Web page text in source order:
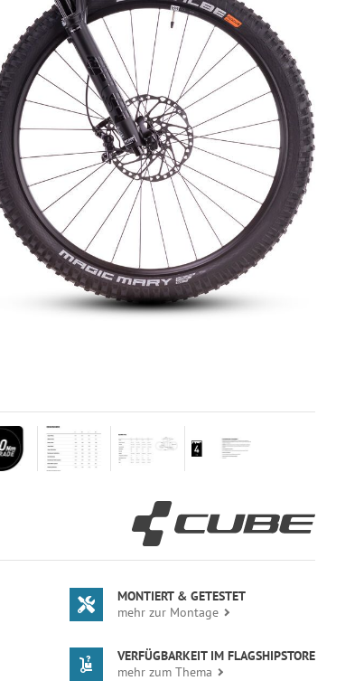
MONTIERT & GETESTET
mehr zur Montage
VERFÜGBARKEIT IM FLAGSHIPSTORE
mehr zum Thema